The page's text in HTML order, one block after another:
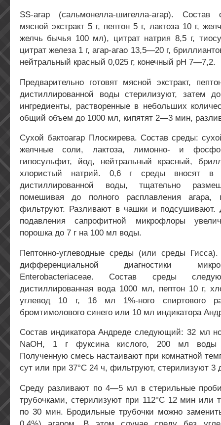
SS-arap (сальмонелла-шигелла-агар).
мясной экстракт 5 г, пептон 5 г, лактоза 10 г,
желчь бычья 100 мл), цитрат натрия 8,5 г,
цитрат железа 1 г, агар-агао 13,5—20 г,
нейтральный красный 0,025 г, конечный рН 7—7,2.
Предварительно готовят мясной экстракт,
дистиллированной воды стерилизуют, затем
ингредиенты, растворенные в небольших
общий объем до 1000 мл, кипятят 2—3 мин,
Сухой бактоагар Плоскирева. Состав среды:
желчные соли, лактоза, лимонно- и
гипосульфит, йод, нейтральный красный,
хлористый натрий. 0,6 г среды вносят в
дистиллированной воды, тщательно
помешивая до полного расплавления агара,
фильтруют. Разливают в чашки и подсушивают.
подавления сапрофитной микрофлоры
порошка до 7 г на 100 мл воды.
Пептонно-углеводные среды (или среды
дифференциальной диагностики
Enterobacteriaceae. Состав среды
дистиллированная вода 1000 мл, пептон 10 г,
углевод 10 г, 16 мл 1%-ного спиртового
бромтимолового синего или 10 мл индикатора
Состав индикатора Андреде следующий: 32 мл
NaOH, 1 г фуксина кислого, 200 мл воды
Полученную смесь настаивают при комнатной
сут или при 37°С 24 ч, фильтруют, стерилизуют 3
Среду разливают по 4—5 мл в стерильные
трубочками, стерилизуют при 112°С 12 мин или
по 30 мин. Бродильные трубочки можно